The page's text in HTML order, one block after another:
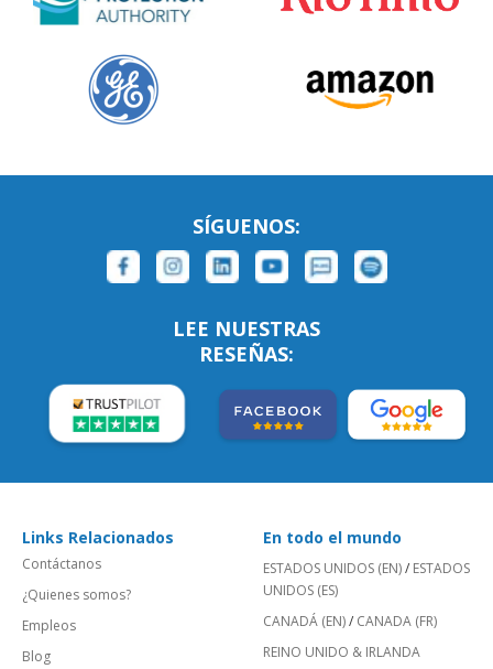
SÍGUENOS:
LEE NUESTRAS
RESEÑAS:
Links Relacionados
Contáctanos
¿Quienes somos?
Empleos
Blog
En todo el mundo
ESTADOS UNIDOS (EN)/ ESTADOS
UNIDOS (ES)
CANADÁ (EN)/ CANADA (FR)
REINO UNIDO & IRLANDA